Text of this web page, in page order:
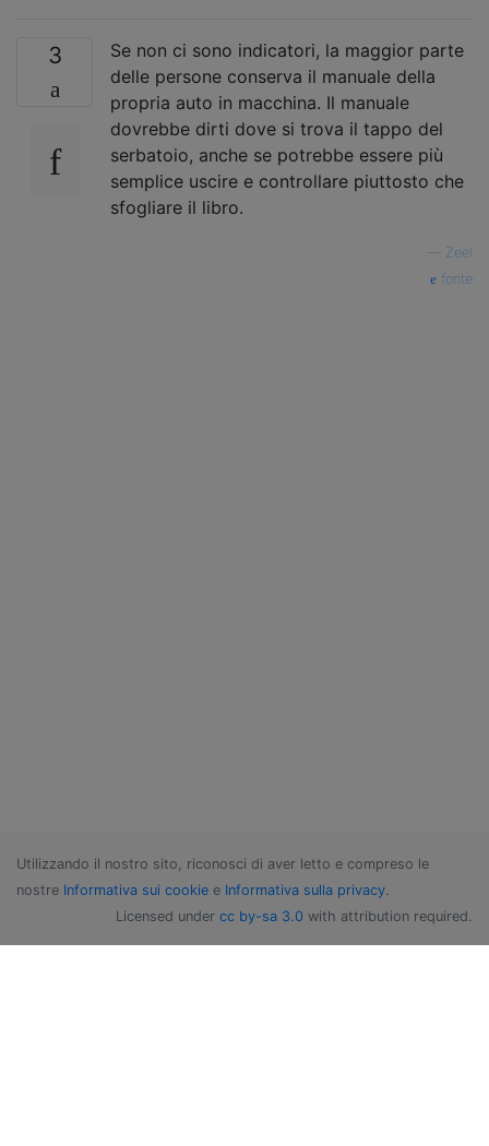
3
Se non ci sono indicatori, la maggior parte
delle persone conserva il manuale della
propria auto in macchina. Il manuale
dovrebbe dirti dove si trova il tappo del
serbatoio, anche se potrebbe essere più
semplice uscire e controllare piuttosto che
sfogliare il libro.
Zeel
fonte
Utilizzando il nostro sito, riconosci di aver letto e compreso le
nostre Informativa sui cookie e Informativa sulla privacy.
Licensed under cc by-sa 3.0 with attribution required.